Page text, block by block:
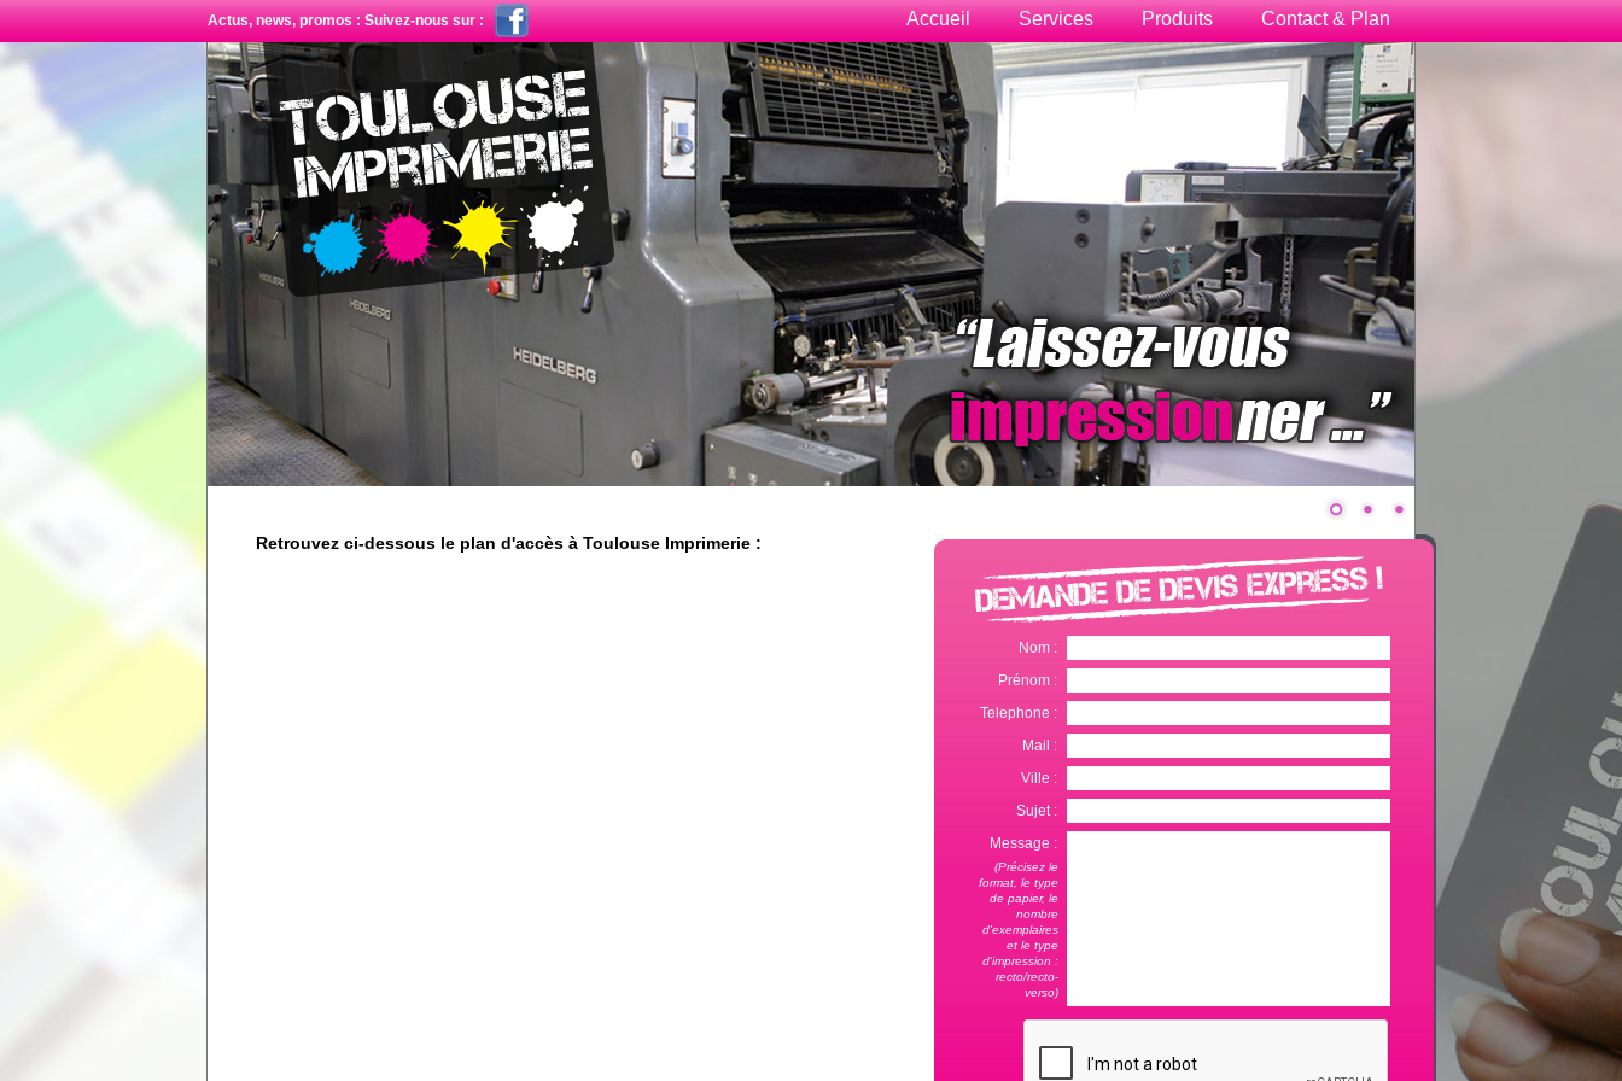
Actus, news, promos : Suivez-nous sur : Accueil Services Produits Contact & Plan
Retrouvez ci-dessous le plan d'accès à Toulouse Imprimerie :
Nom :
Prénom :
Telephone :
Mail :
Ville :
Sujet :
Message :
(Précisez le
format, le type
de papier, le
nombre
d'exemplaires
et le type
d'impression :
recto/recto-
verso)